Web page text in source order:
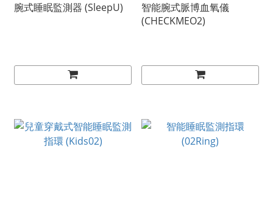
腕式睡眠監測器 (SleepU)
智能腕式脈博血氧儀
(CHECKMEO2)